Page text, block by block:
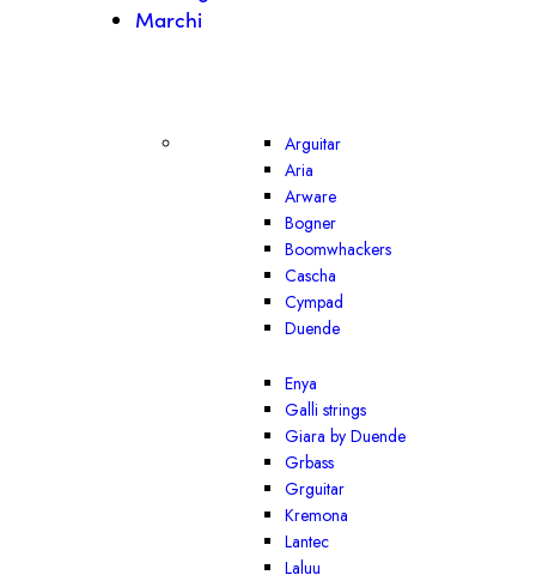
Marchi
Arguitar
Aria
Arware
Bogner
Boomwhackers
Cascha
Cympad
Duende
Enya
Galli strings
Giara by Duende
Grbass
Grguitar
Kremona
Lantec
Laluu